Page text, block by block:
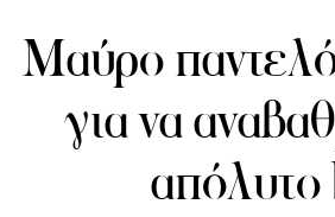
Μαύρο
για να
απόλυτο